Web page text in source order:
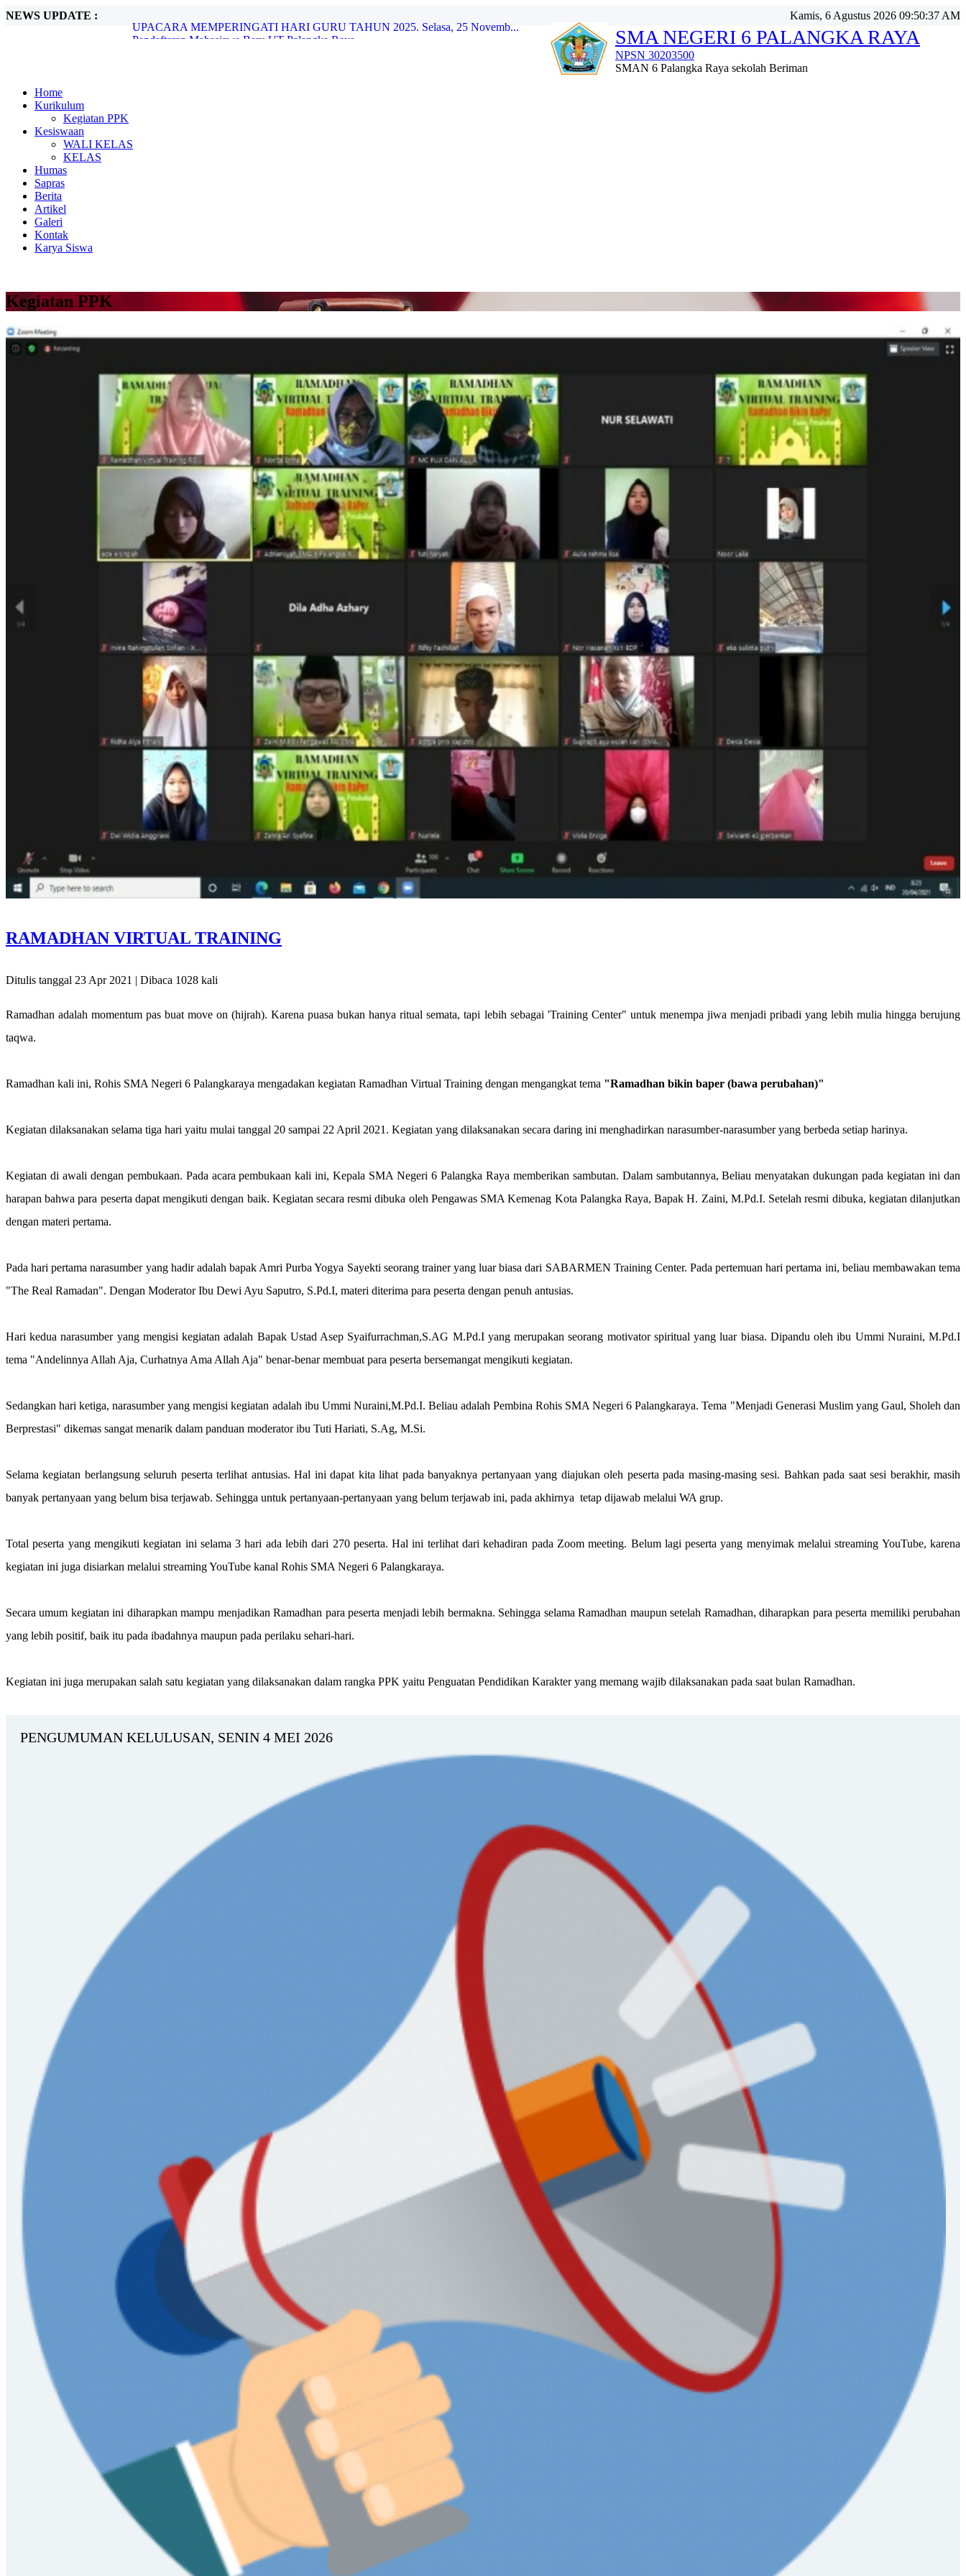
NEWS UPDATE :
Pendaftaran Mahasiswa Baru UT Palangka Raya...
Kamis, 6 Agustus 2026 09:50:38 AM
SMA NEGERI 6 PALANGKA RAYA
NPSN 30203500
SMAN 6 Palangka Raya sekolah Beriman
Home
Kurikulum
Kegiatan PPK
Kesiswaan
WALI KELAS
KELAS
Humas
Sapras
Berita
Artikel
Galeri
Kontak
Karya Siswa
Kegiatan PPK
RAMADHAN VIRTUAL TRAINING
Ditulis tanggal 23 Apr 2021 | Dibaca 1028 kali
Ramadhan adalah momentum pas buat move on (hijrah). Karena puasa bukan hanya ritual semata, tapi lebih sebagai 'Training Center" untuk menempa jiwa menjadi pribadi yang lebih mulia hingga berujung
taqwa.
Ramadhan kali ini, Rohis SMA Negeri 6 Palangkaraya mengadakan kegiatan Ramadhan Virtual Training dengan mengangkat tema "Ramadhan bikin baper (bawa perubahan)"
Kegiatan dilaksanakan selama tiga hari yaitu mulai tanggal 20 sampai 22 April 2021. Kegiatan yang dilaksanakan secara daring ini menghadirkan narasumber-narasumber yang berbeda setiap harinya.
Kegiatan di awali dengan pembukaan. Pada acara pembukaan kali ini, Kepala SMA Negeri 6 Palangka Raya memberikan sambutan. Dalam sambutannya, Beliau menyatakan dukungan pada kegiatan ini dan
harapan bahwa para peserta dapat mengikuti dengan baik. Kegiatan secara resmi dibuka oleh Pengawas SMA Kemenag Kota Palangka Raya, Bapak H. Zaini, M.Pd.I. Setelah resmi dibuka, kegiatan dilanjutkan
dengan materi pertama.
Pada hari pertama narasumber yang hadir adalah bapak Amri Purba Yogya Sayekti seorang trainer yang luar biasa dari SABARMEN Training Center. Pada pertemuan hari pertama ini, beliau membawakan tema
"The Real Ramadan". Dengan Moderator Ibu Dewi Ayu Saputro, S.Pd.I, materi diterima para peserta dengan penuh antusias.
Hari kedua narasumber yang mengisi kegiatan adalah Bapak Ustad Asep Syaifurrachman,S.AG M.Pd.I yang merupakan seorang motivator spiritual yang luar biasa. Dipandu oleh ibu Ummi Nuraini, M.Pd.I
tema "Andelinnya Allah Aja, Curhatnya Ama Allah Aja" benar-benar membuat para peserta bersemangat mengikuti kegiatan.
Sedangkan hari ketiga, narasumber yang mengisi kegiatan adalah ibu Ummi Nuraini,M.Pd.I. Beliau adalah Pembina Rohis SMA Negeri 6 Palangkaraya. Tema "Menjadi Generasi Muslim yang Gaul, Sholeh dan
Berprestasi" dikemas sangat menarik dalam panduan moderator ibu Tuti Hariati, S.Ag, M.Si.
Selama kegiatan berlangsung seluruh peserta terlihat antusias. Hal ini dapat kita lihat pada banyaknya pertanyaan yang diajukan oleh peserta pada masing-masing sesi. Bahkan pada saat sesi berakhir, masih
banyak pertanyaan yang belum bisa terjawab. Sehingga untuk pertanyaan-pertanyaan yang belum terjawab ini, pada akhirnya tetap dijawab melalui WA grup.
Total peserta yang mengikuti kegiatan ini selama 3 hari ada lebih dari 270 peserta. Hal ini terlihat dari kehadiran pada Zoom meeting. Belum lagi peserta yang menyimak melalui streaming YouTube, karena
kegiatan ini juga disiarkan melalui streaming YouTube kanal Rohis SMA Negeri 6 Palangkaraya.
Secara umum kegiatan ini diharapkan mampu menjadikan Ramadhan para peserta menjadi lebih bermakna. Sehingga selama Ramadhan maupun setelah Ramadhan, diharapkan para peserta memiliki perubahan
yang lebih positif, baik itu pada ibadahnya maupun pada perilaku sehari-hari.
Kegiatan ini juga merupakan salah satu kegiatan yang dilaksanakan dalam rangka PPK yaitu Penguatan Pendidikan Karakter yang memang wajib dilaksanakan pada saat bulan Ramadhan.
PENGUMUMAN KELULUSAN, SENIN 4 MEI 2026